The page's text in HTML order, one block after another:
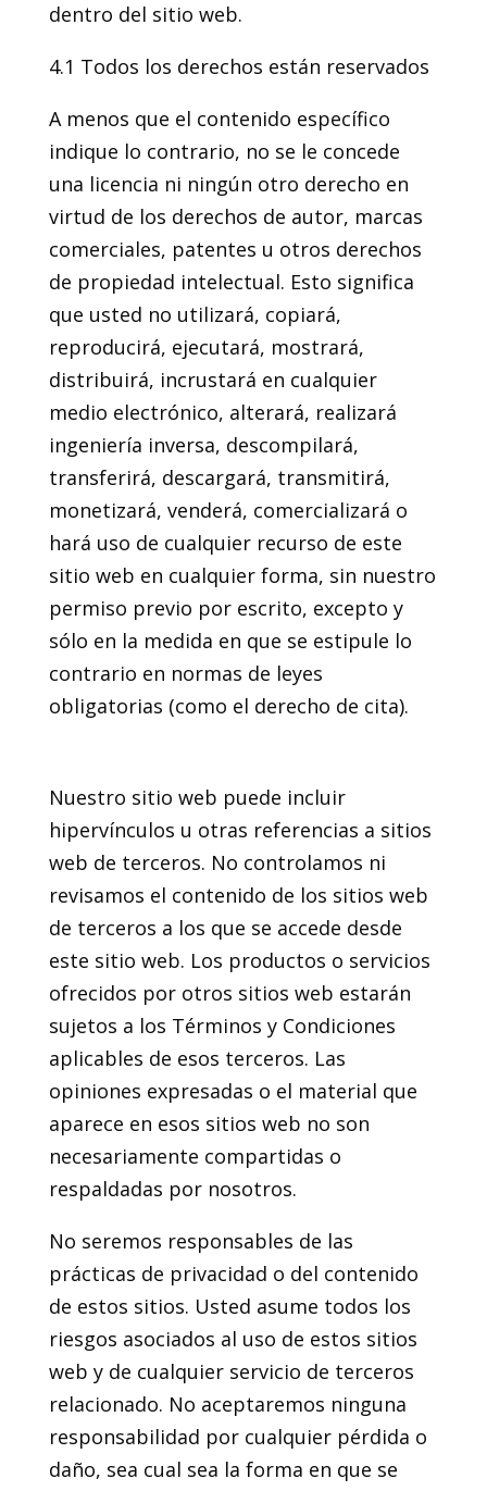
dentro del sitio web.
4.1 Todos los derechos están reservados
A menos que el contenido específico
indique lo contrario, no se le concede
una licencia ni ningún otro derecho en
virtud de los derechos de autor, marcas
comerciales, patentes u otros derechos
de propiedad intelectual. Esto significa
que usted no utilizará, copiará,
reproducirá, ejecutará, mostrará,
distribuirá, incrustará en cualquier
medio electrónico, alterará, realizará
ingeniería inversa, descompilará,
transferirá, descargará, transmitirá,
monetizará, venderá, comercializará o
hará uso de cualquier recurso de este
sitio web en cualquier forma, sin nuestro
permiso previo por escrito, excepto y
sólo en la medida en que se estipule lo
contrario en normas de leyes
obligatorias (como el derecho de cita).
Nuestro sitio web puede incluir
hipervínculos u otras referencias a sitios
web de terceros. No controlamos ni
revisamos el contenido de los sitios web
de terceros a los que se accede desde
este sitio web. Los productos o servicios
ofrecidos por otros sitios web estarán
sujetos a los Términos y Condiciones
aplicables de esos terceros. Las
opiniones expresadas o el material que
aparece en esos sitios web no son
necesariamente compartidas o
respaldadas por nosotros.
No seremos responsables de las
prácticas de privacidad o del contenido
de estos sitios. Usted asume todos los
riesgos asociados al uso de estos sitios
web y de cualquier servicio de terceros
relacionado. No aceptaremos ninguna
responsabilidad por cualquier pérdida o
daño, sea cual sea la forma en que se